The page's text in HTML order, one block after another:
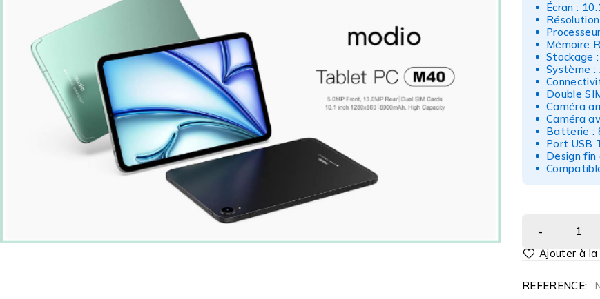
Écran :
Mémoire
Stockage
Système :
Double
Caméra
Caméra
Batterie :
Port USB
Design
REFERENCE: